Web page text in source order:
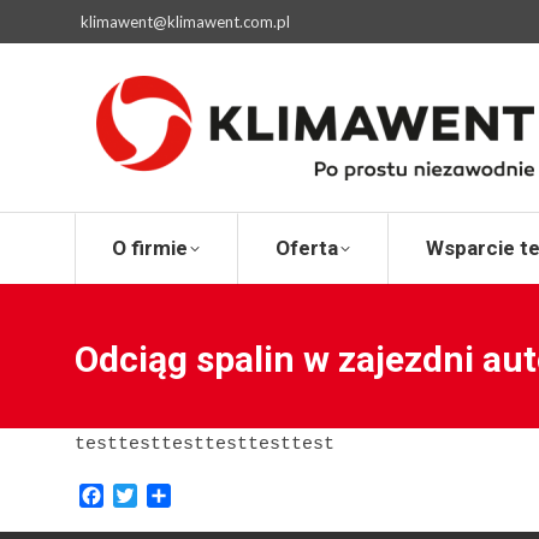
klimawent@klimawent.com.pl
O firmie Oferta Wsparcie
Odciąg spalin w zajezdni
testtesttesttesttesttest
Facebook
Twitter